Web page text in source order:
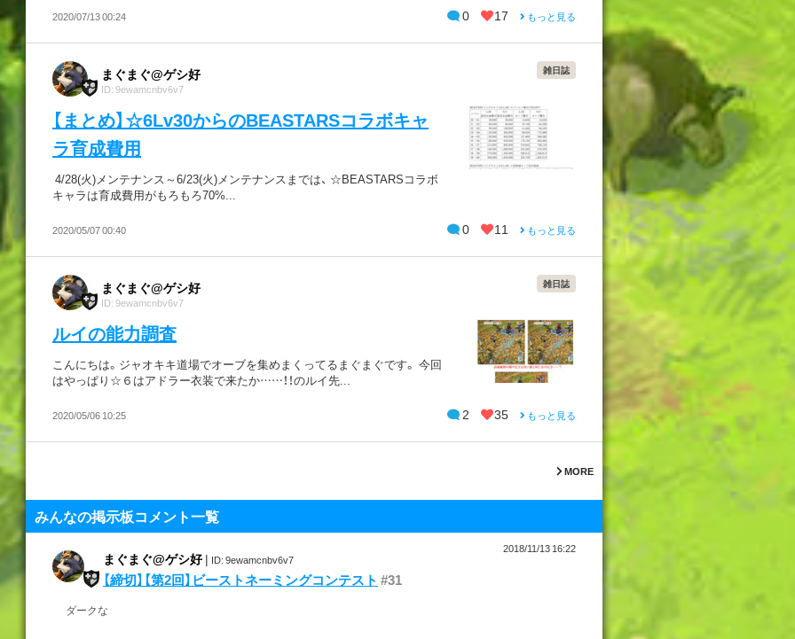
2020/07/13 00:24 0 17 もっと見る
まぐまぐ@ゲシ好
ID: 9ewamcnbv6v7
雑日誌
【まとめ】☆6Lv30からのBEASTARSコラボキャ
ラ育成費用
4/28(火)メンテナンス～6/23(火)メンテナンスまでは、 ☆BEASTARSコラボ
キャラは育成費用がもろもろ70%...
2020/05/07 00:40 0 11 もっと見る
まぐまぐ@ゲシ好
ID: 9ewamcnbv6v7
雑日誌
ルイの能力調査
こんにちは。ジャオキキ道場でオーブを集めまくってるまぐまぐです。 今回
はやっぱり☆６はアドラー衣装で来たか……！！のルイ先...
2020/05/06 10:25 2 35 もっと見る
MORE
みんなの掲示板コメント一覧
2018/11/13 16:22
まぐまぐ@ゲシ好| ID: 9ewamcnbv6v7
【締切】【第2回】ビーストネーミングコンテスト #31
ダークな